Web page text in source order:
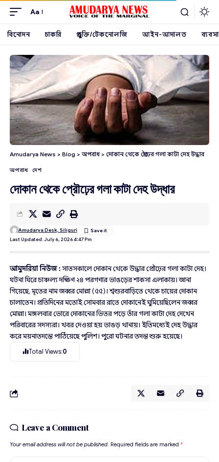
Aa
বিনোদন চাকরি প্রযুক্তি/টেকনোলজি আইন-আদালত ব্যবসা
Amudarya News > Blog > অপরাধ> দোকান থেকে প্রৌঢ়ের গলা কাটা দেহ উদ্ধার
অপরাধ দেশ
দোকান থেকে প্রৌঢ়ের গলা কাটা দেহ উদ্ধার
Last Updated: July 6, 2026 4:47 Pm
Amudarya Desk, Siliguri
আমুদরিয়া নিউজ :সাতসকালে দোকান থেকে উদ্ধার প্রৌঢ়ের গলা কাটা দেহ।
ঘটনা ঘিরে চাঞ্চল্য দক্ষিণ ২৪ পরগণার ভাঙড়ের শাকসা এলাকায়। জানা
গিয়েছে, মৃতের নাম জব্বর মোল্লা (৫৫)। শ্বশুরবাড়িতে থেকে চায়ের দোকান
চালাতেন। প্রতিদিনের মতোই সোমবার রাতে দোকানেই ঘুমিয়েছিলেন জব্বর
মোল্লা। মঙ্গলবার ভোরে দোকানের ভিতর পড়ে তাঁর গলা কাটা দেহ দেখেন
পরিবারের সদস্যরা। খবর দেওয়া হয় ভাঙড় থানায়। ইতিমধ্যেই দেহ উদ্ধার
করে ময়নাতদন্তে পাঠিয়েছে পুলিশ। পুরো ঘটনার তদন্ত শুরু হয়েছে।
Total Views:0
Leave a Comment
Your email address will not be published. Required fields are marked *